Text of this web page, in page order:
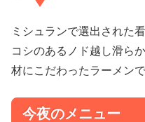
ミシュランで選出された
コシのあるノド越し滑ら
材にこだわったラーメンで
今夜のメニュー